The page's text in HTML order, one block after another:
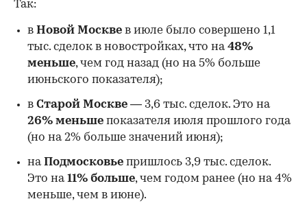
00:00 / 00:00
Так:
в Новой Москве в июле было совершено 1,1
тыс. сделок в новостройках, что на48%
меньше, чем год назад (но на 5% больше
июньского показателя);
в Старой Москве — 3,6 тыс. сделок. Это на
26% меньше показателя июля прошлого года
(но на 2% больше значений июня);
наПодмосковье пришлось 3,9 тыс. сделок.
Это на11% больше, чем годом ранее (но на 4%
меньше, чем в июне).